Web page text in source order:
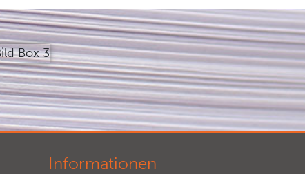
Informationen